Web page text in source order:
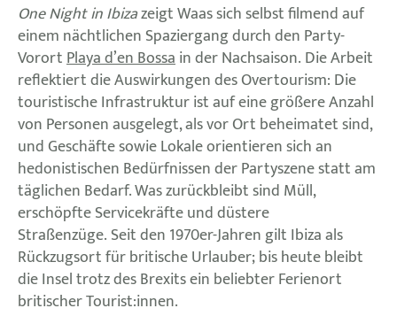
One Night in Ibizazeigt Waas sich selbst filmend auf
einem nächtlichen Spaziergang durch den Party-
VorortPlaya d’en Bossain der Nachsaison. Die Arbeit
reflektiert die Auswirkungen des Overtourism: Die
touristische Infrastruktur ist auf eine größere Anzahl
von Personen ausgelegt, als vor Ort beheimatet sind,
und Geschäfte sowie Lokale orientieren sich an
hedonistischen Bedürfnissen der Partyszene statt am
täglichen Bedarf. Was zurückbleibt sind Müll,
erschöpfte Servicekräfte und düstere
Straßenzüge. Seit den 1970er-Jahren gilt Ibiza als
Rückzugsort für britische Urlauber; bis heute bleibt
die Insel trotz des Brexits ein beliebter Ferienort
britischer Tourist:innen.